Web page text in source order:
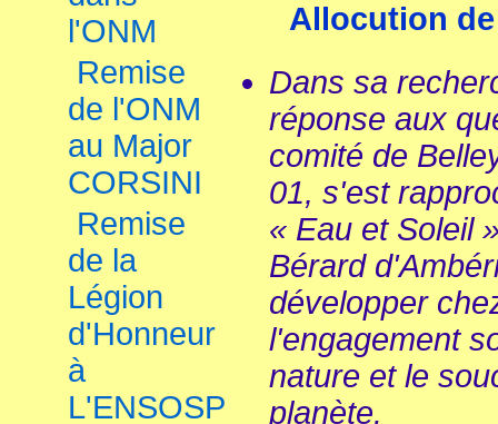
l'ONM
Remise
de l'ONM
au Major
CORSINI
Remise
de la
Légion
d'Honneur
à
L'ENSOSP
Allocution de
Dans sa
réponse aux
comité de
01, s'est
« Eau et Soleil
Bérard
développer
l'engagement
nature et le
planète.